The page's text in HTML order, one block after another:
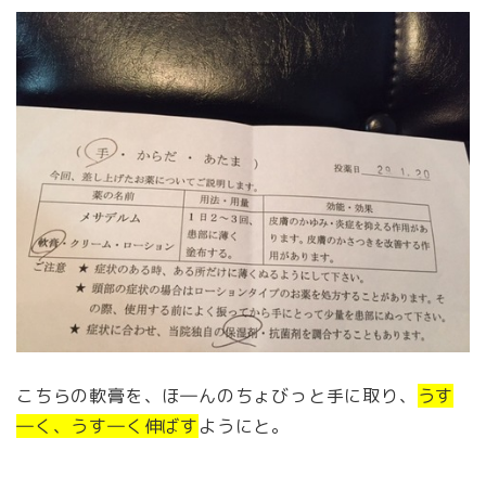
こちらの軟膏を、ほ―んのちょびっと手に取り、
うす
―く、うす―く伸ばすようにと。